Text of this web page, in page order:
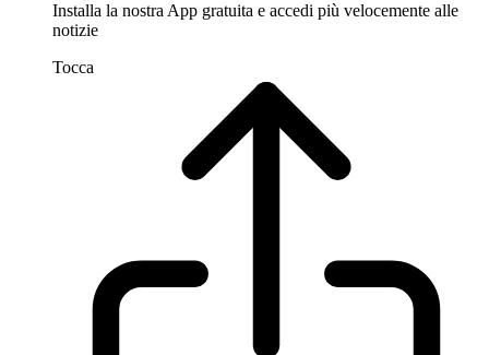
Installa la nostra App gratuita e accedi più velocemente alle
notizie
Tocca